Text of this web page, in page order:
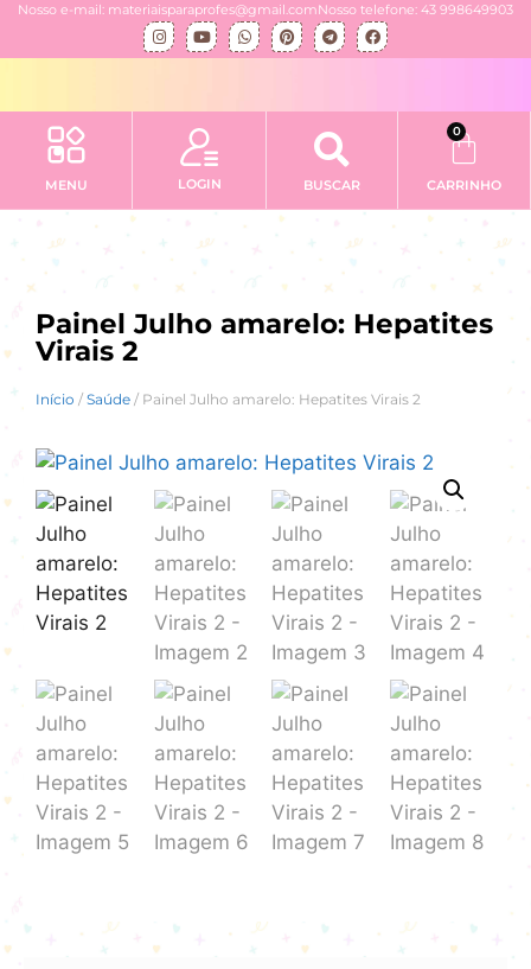
Nosso e-mail: materiaisparaprofes@gmail.comNosso telefone: 43 998649903
MENU LOGIN BUSCAR
0
CARRINHO
Painel Julho amarelo: Hepatites
Virais 2
Início / Saúde / Painel Julho amarelo: Hepatites Virais 2